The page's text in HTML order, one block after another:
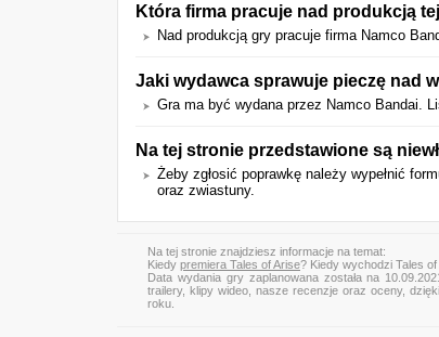
Która firma pracuje nad produkcją
Nad produkcją gry pracuje firma Namco
Jaki wydawca sprawuje pieczę nad
Gra ma być wydana przez Namco Bandai.
Na tej stronie przedstawione są
Żeby zgłosić poprawkę należy wypełnić
oraz zwiastuny.
Na tej stronie znajdziesz informacje na temat:
Kiedy premiera Tales of Arise? Kiedy wychodzi Tales of
Data wydania gry zaplanowana została na
trailery, klipy wideo, nasze recenzje oraz oceny,
roku.